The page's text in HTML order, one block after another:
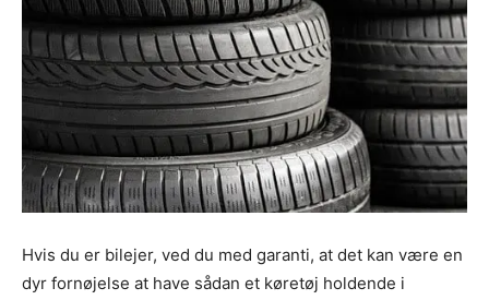
Hvis du er bilejer, ved du med garanti, at det kan være en
dyr fornøjelse at have sådan et køretøj holdende i